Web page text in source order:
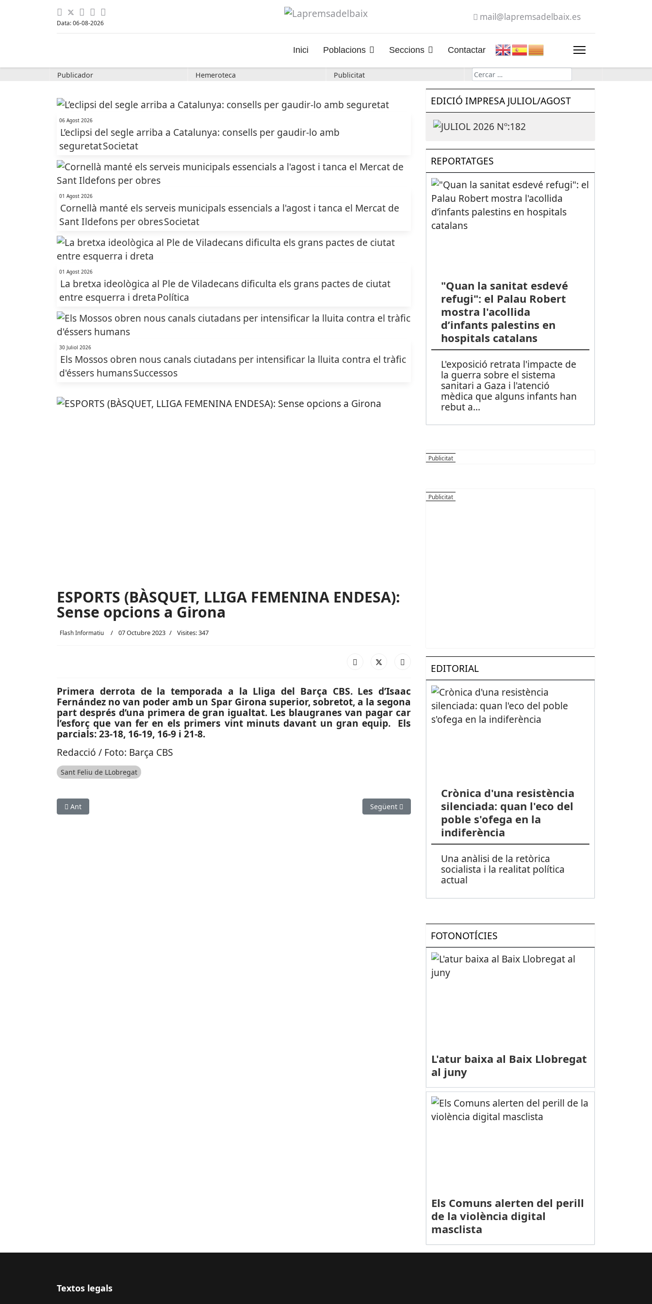
Data: 06-08-2026
mail@lapremsadelbaix.es
Inici Poblacions Seccions Contactar
Publicador Hemeroteca Publicitat Cerca
06 Agost 2026
L’eclipsi del segle arriba a Catalunya: consells per gaudir-lo amb
seguretatSocietat
01 Agost 2026
Cornellà manté els serveis municipals essencials a l'agost i tanca el Mercat de
Sant Ildefons per obresSocietat
01 Agost 2026
La bretxa ideològica al Ple de Viladecans dificulta els grans pactes de ciutat
entre esquerra i dretaPolítica
30 Juliol 2026
Els Mossos obren nous canals ciutadans per intensificar la lluita contra el tràfic
d'éssers humansSuccessos
ESPORTS (BÀSQUET, LLIGA FEMENINA ENDESA):
Sense opcions a Girona
Flash Informatiu 07 Octubre 2023 Visites: 347
Primera derrota de la temporada a la Lliga del Barça CBS. Les d’Isaac
Fernández no van poder amb un Spar Girona superior, sobretot, a la segona
part després d’una primera de gran igualtat. Les blaugranes van pagar car
l’esforç que van fer en els primers vint minuts davant un gran equip. Els
parcials: 23-18, 16-19, 16-9 i 21-8.
Redacció / Foto: Barça CBS
Sant Feliu de LLobregat
Article anterior: ESPORTS (BÀSQUET, LEB PLATA): Debut victoriós del CB Prat i amarga derrota del Santfeliuenc
Ant Article següent: ESPORTS (FUTBOL SALA, SEGONA DIVISIÓ): Gran reacció martorellenca
Següent
EDICIÓ IMPRESA JULIOL/AGOST
REPORTATGES
"Quan la sanitat esdevé
refugi": el Palau Robert
mostra l'acollida
d’infants palestins en
hospitals catalans
L'exposició retrata l'impacte de
la guerra sobre el sistema
sanitari a Gaza i l'atenció
mèdica que alguns infants han
rebut a...
EDITORIAL
Crònica d'una resistència
silenciada: quan l'eco del
poble s'ofega en la
indiferència
Una anàlisi de la retòrica
socialista i la realitat política
actual
FOTONOTÍCIES
L'atur baixa al Baix Llobregat
al juny
Els Comuns alerten del perill
de la violència digital
masclista
Textos legals